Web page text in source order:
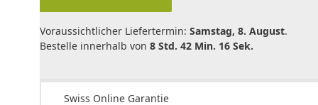
Voraussichtlicher Liefertermin: Samstag, 8. August.
Bestelle innerhalb von 8 Std. 42 Min. 16 Sek.
Swiss Online Garantie